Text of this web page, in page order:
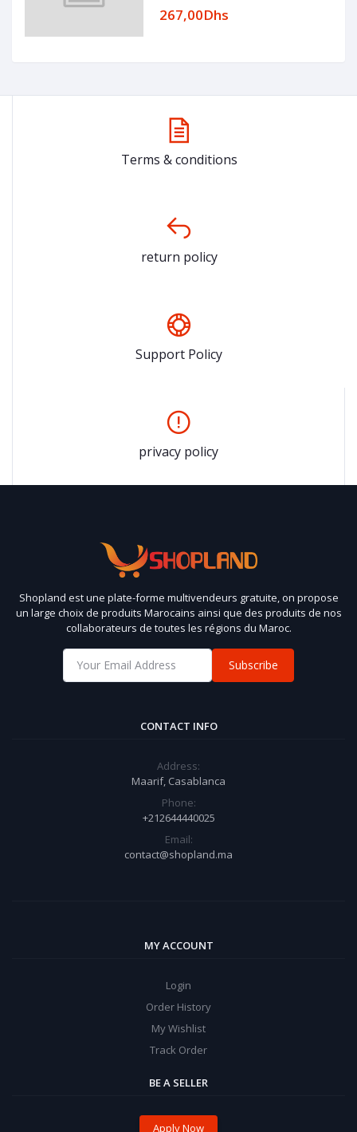
267,00Dhs
Terms & conditions
return policy
Support Policy
privacy policy
Shopland est une plate-forme multivendeurs gratuite, on propose
un large choix de produits Marocains ainsi que des produits de nos
collaborateurs de toutes les régions du Maroc.
Subscribe
CONTACT INFO
Address:
Maarif, Casablanca
Phone:
+212644440025
Email:
contact@shopland.ma
MY ACCOUNT
Login
Order History
My Wishlist
Track Order
BE A SELLER
Apply Now